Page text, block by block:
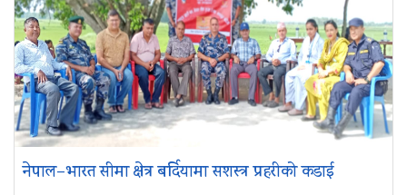
नेपाल–भारत सीमा क्षेत्र बर्दियामा सशस्त्र प्रहरीको कडाई